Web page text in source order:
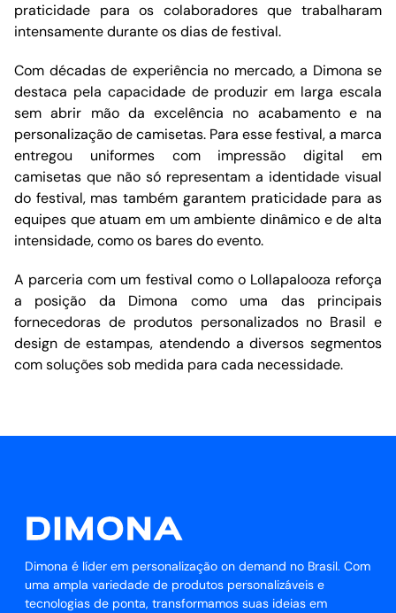
praticidade para os colaboradores que trabalharam
intensamente durante os dias de festival.
Com décadas de experiência no mercado, a Dimona se
destaca pela capacidade de produzir em larga escala
sem abrir mão da excelência no acabamento e na
personalização de camisetas. Para esse festival, a marca
entregou uniformes com impressão digital em
camisetas que não só representam a identidade visual
do festival, mas também garantem praticidade para as
equipes que atuam em um ambiente dinâmico e de alta
intensidade, como os bares do evento.
A parceria com um festival como o Lollapalooza reforça
a posição da Dimona como uma das principais
fornecedoras de produtos personalizados no Brasil e
design de estampas, atendendo a diversos segmentos
com soluções sob medida para cada necessidade.
Dimona é líder em personalização on demand no Brasil. Com
uma ampla variedade de produtos personalizáveis e
tecnologias de ponta, transformamos suas ideias em